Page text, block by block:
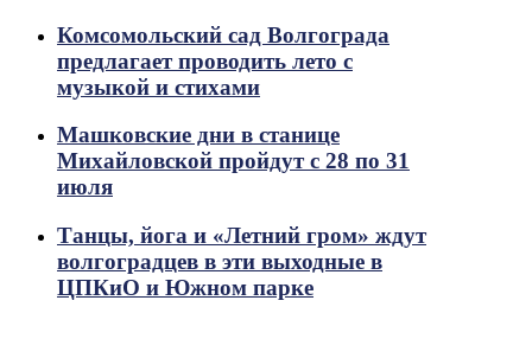
Комсомольский сад Волгограда
предлагает проводить лето с
музыкой и стихами
Машковские дни в станице
Михайловской пройдут с 28 по 31
июля
Танцы, йога и «Летний гром» ждут
волгоградцев в эти выходные в
ЦПКиО и Южном парке